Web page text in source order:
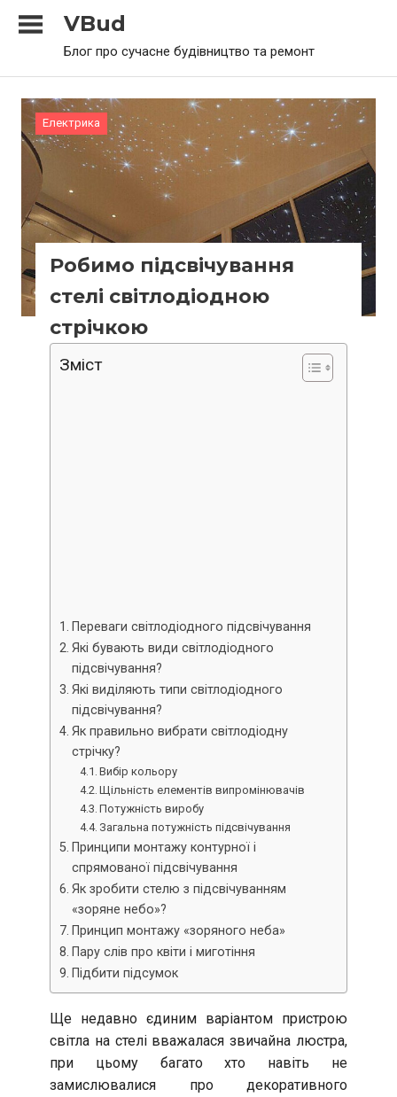
VBud
Блог про сучасне будівництво та ремонт
Електрика
Робимо підсвічування
стелі світлодіодною
стрічкою
Зміст
Переваги світлодіодного підсвічування
Які бувають види світлодіодного
підсвічування?
Які виділяють типи світлодіодного
підсвічування?
Як правильно вибрати світлодіодну
стрічку?
Вибір кольору
Щільність елементів випромінювачів
Потужність виробу
Загальна потужність підсвічування
Принципи монтажу контурної і
спрямованої підсвічування
Як зробити стелю з підсвічуванням
«зоряне небо»?
Принцип монтажу «зоряного неба»
Пару слів про квіти і миготіння
Підбити підсумок
Ще недавно єдиним варіантом пристрою
світла на стелі вважалася звичайна люстра,
при цьому багато хто навіть не
замислювалися про декоративного